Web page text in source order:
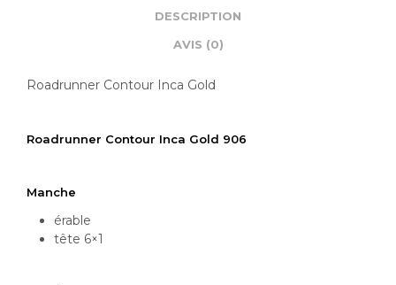
DESCRIPTION
AVIS (0)
Roadrunner Contour Inca Gold
Roadrunner Contour Inca Gold 906
Manche
érable
tête 6×1